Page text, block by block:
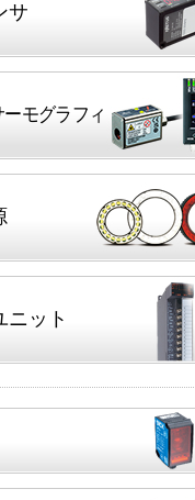
サ
モグラフィ
ニット